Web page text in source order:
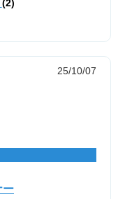
(2)
25/10/07
ー